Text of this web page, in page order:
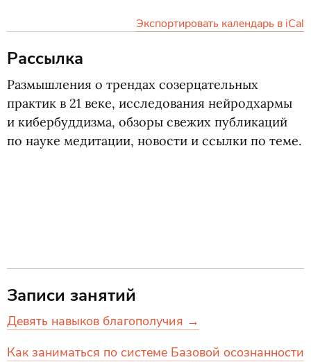
Экспортировать календарь в iCal
Рассылка
Размышления о трендах созерцательных
практик в 21 веке, исследования нейродхармы
и кибербуддизма, обзоры свежих публикаций
по науке медитации, новости и ссылки по теме.
Записи занятий
Девять навыков благополучия →
Как заниматься по системе Базовой осознанности